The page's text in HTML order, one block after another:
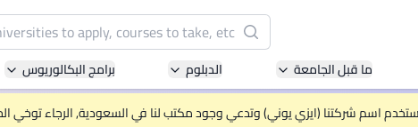
البحث
Technology and Innovation
(APU)
ما قبل الجامعة الدبلوم برامج البكالوريوس
اسم شركتنا (ايزي يوني) وتدعي وجود مكتب لنا في السعودية, الرجاء توخي